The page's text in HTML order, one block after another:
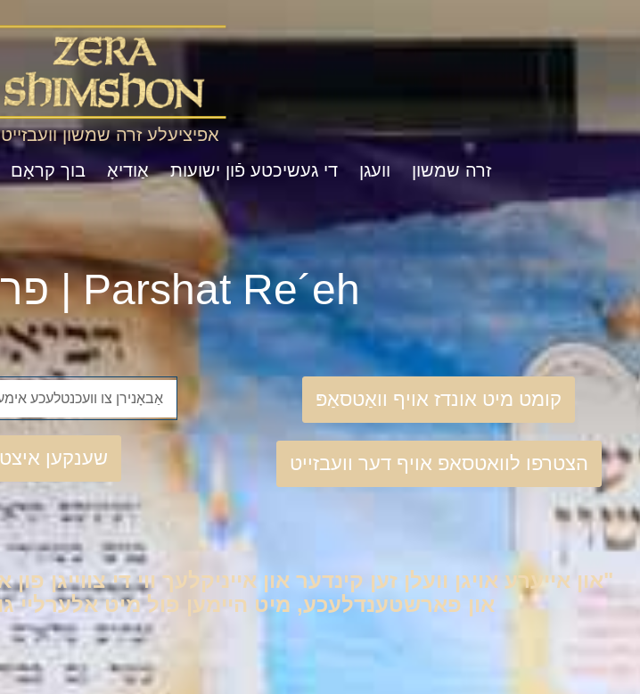
אפיציעלע זרה שמשון
זרה שמשון
וועגן די געשיכטע פֿון ישועות אַודיאָ בוך קראָם
Parshat Re´eh | פרשת ראה
קומט מיט אונדז אויף וואַטסאַפּ
הצטרפו לוואטסאפ אויף דער וועבזייט שענקען איצט
"און אייערע אויגן וועלן זען קינדער און אייניקלעך ווי די צווייגן
און פארשטענדלעכע, מיט היימען פול מיט אלערליי